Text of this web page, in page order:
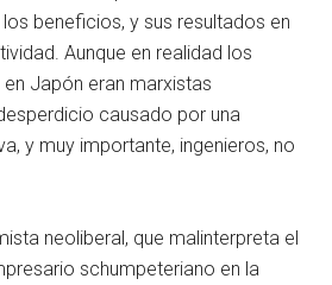
beneficios, y sus resultados en
Aunque en realidad los
Japón eran marxistas
causado por una
y muy importante, ingenieros, no
neoliberal, que malinterpreta el
schumpeteriano en la